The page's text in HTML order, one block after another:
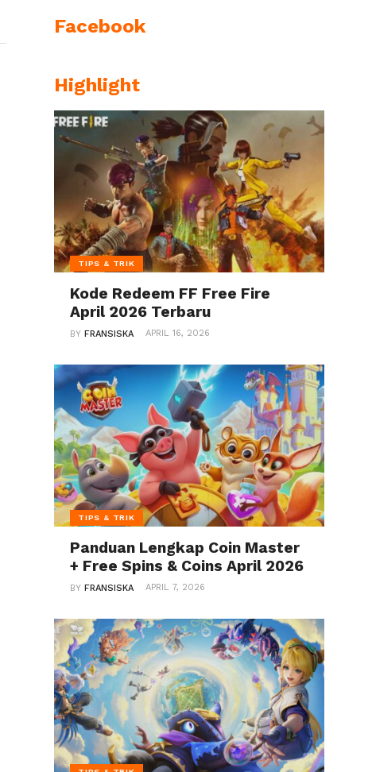
Facebook
Highlight
TIPS & TRIK
Kode Redeem FF Free Fire
April 2026 Terbaru
BYFRANSISKA APRIL 16, 2026
TIPS & TRIK
Panduan Lengkap Coin Master
+ Free Spins & Coins April 2026
BYFRANSISKA APRIL 7, 2026